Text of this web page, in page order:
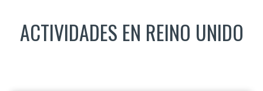
ACTIVIDADES EN REINO UNIDO​